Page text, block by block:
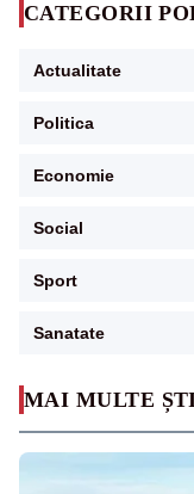
MAI MULTE
CATEGORII
Actualitate
Politica
Economie
Social
Sport
Sanatate